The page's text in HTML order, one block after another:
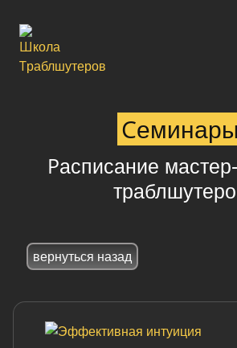
Семинары
Расписание
вернуться назад